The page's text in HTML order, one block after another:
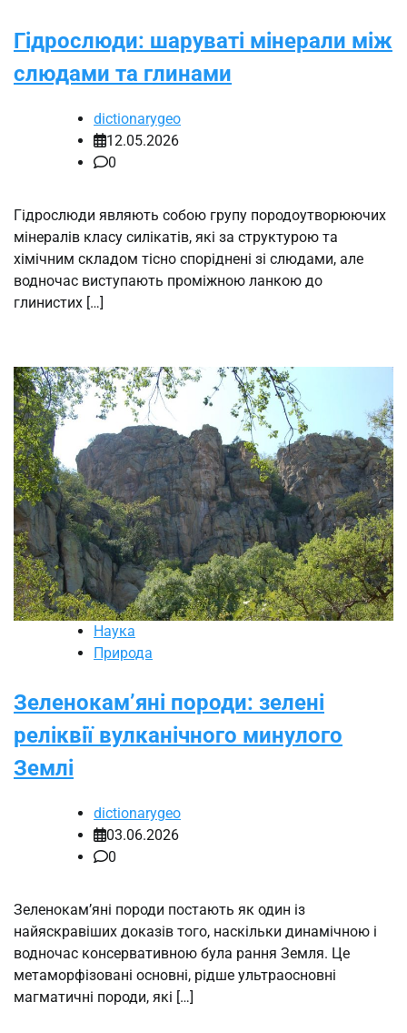
Гідрослюди: шаруваті мінерали між
слюдами та глинами
dictionarygeo
12.05.2026
0
Гідрослюди являють собою групу породоутворюючих
мінералів класу силікатів, які за структурою та
хімічним складом тісно споріднені зі слюдами, але
водночас виступають проміжною ланкою до
глинистих […]
Наука
Природа
Зеленокам’яні породи: зелені
реліквії вулканічного минулого
Землі
dictionarygeo
03.06.2026
0
Зеленокам’яні породи постають як один із
найяскравіших доказів того, наскільки динамічною і
водночас консервативною була рання Земля. Це
метаморфізовані основні, рідше ультраосновні
магматичні породи, які […]